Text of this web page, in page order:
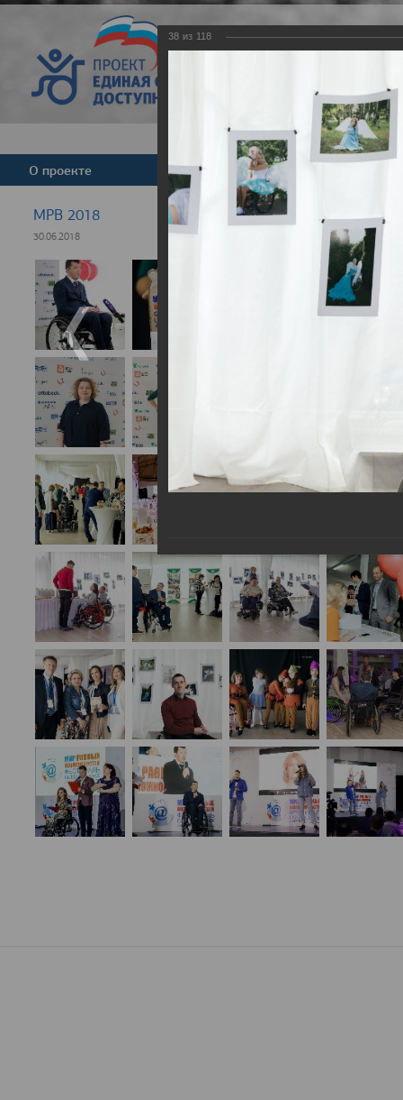
Версия для
О проекте Команда
МРВ 2018
30.06.2018
38 из 118